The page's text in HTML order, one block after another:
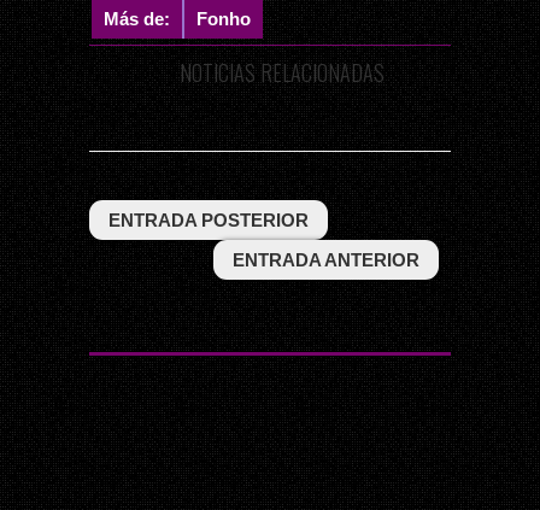
Más de: Fonho
NOTICIAS RELACIONADAS
ENTRADA POSTERIOR
ENTRADA ANTERIOR